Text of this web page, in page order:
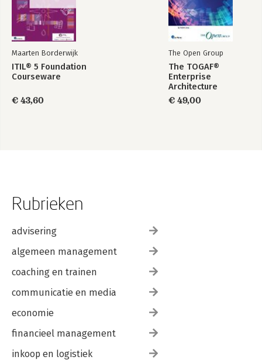
Maarten Borderwijk
ITIL® 5 Foundation
Courseware
€ 43,60
The Open Group
The TOGAF®
Enterprise
Architecture
Foundation Study
Guide
€ 49,00
Rubrieken
advisering
algemeen management
coaching en trainen
communicatie en media
economie
financieel management
inkoop en logistiek